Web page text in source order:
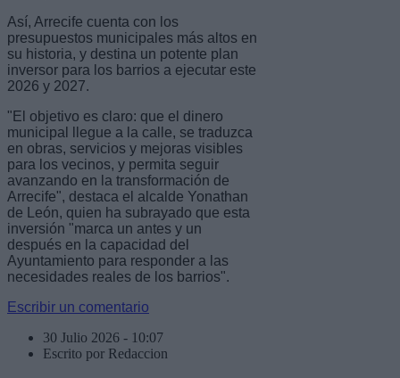
Así, Arrecife cuenta con los
presupuestos municipales más altos en
su historia, y destina un potente plan
inversor para los barrios a ejecutar este
2026 y 2027.
"El objetivo es claro: que el dinero
municipal llegue a la calle, se traduzca
en obras, servicios y mejoras visibles
para los vecinos, y permita seguir
avanzando en la transformación de
Arrecife", destaca el alcalde Yonathan
de León, quien ha subrayado que esta
inversión "marca un antes y un
después en la capacidad del
Ayuntamiento para responder a las
necesidades reales de los barrios".
Escribir un comentario
30 Julio 2026 - 10:07
Escrito por Redaccion